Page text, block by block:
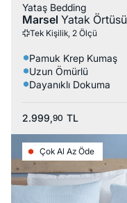
Yataş Bedding
Marsel Yatak Örtüsü
Tek Kişilik, 2 Ölçü
Pamuk Krep Kumaş
Uzun Ömürlü
Dayanıklı Dokuma
2.999,90 TL
Çok Al Az Öde